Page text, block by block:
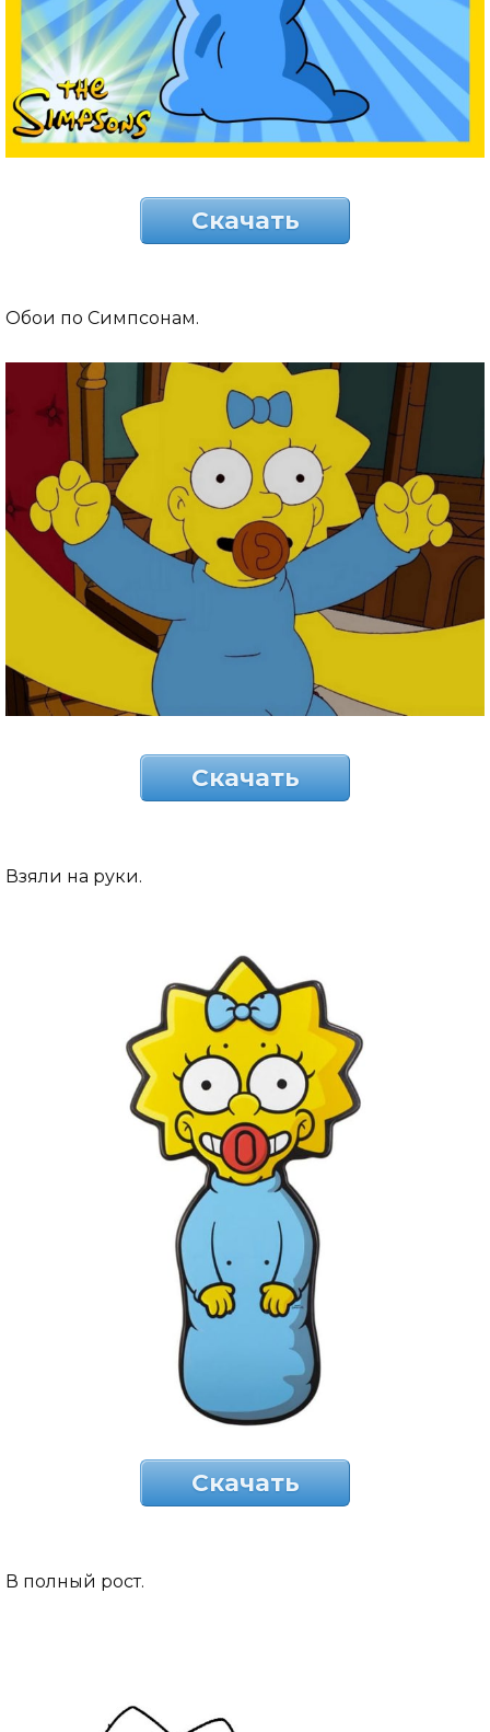
Скачать
Обои по Симпсонам.
Скачать
Взяли на руки.
Скачать
В полный рост.